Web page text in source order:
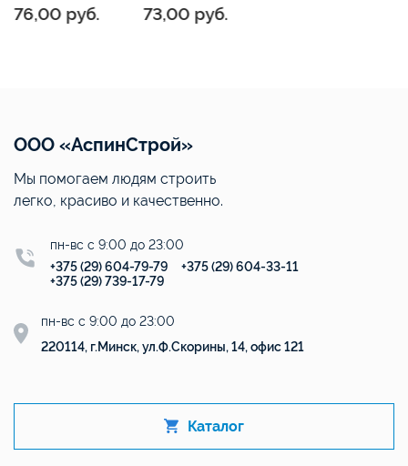
76,00 руб. 73,00 руб.
ООО «АспинСтрой»
Мы помогаем людям строить
легко, красиво и качественно.
пн-вс с 9:00 до 23:00
+375 (29) 604-79-79
+375 (29) 604-33-11
+375 (29) 739-17-79
пн-вс с 9:00 до 23:00
220114, г.Минск, ул.Ф.Скорины, 14, офис 121
Каталог